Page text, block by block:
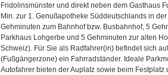
Fridolinsmünster und direkt neben dem Gasthaus
Min. zur 1. Genußapotheke Süddeutschlands in
Gehminuten zum Bahnhof bzw. Busbahnhof, 5
Parkhaus Lohgerbe und 5 Gehminuten zur alten
Schweiz). Für Sie als Radfahrer(in) befindet sich
(Fußgängerzone) ein Fahrradständer. Ideale
Autofahrer bieten der Auplatz sowie beim Festplatz